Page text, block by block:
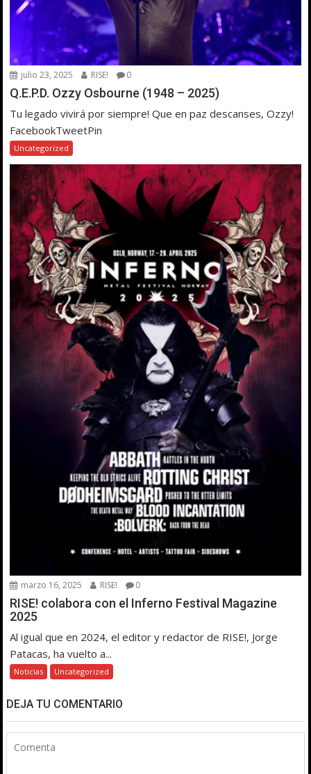
julio 23, 2025 RISE! 0
Q.E.P.D. Ozzy Osbourne (1948 – 2025)
Tu legado vivirá por siempre! Que en paz descanses, Ozzy!
FacebookTweetPin
Uncategorized
marzo 16, 2025 RISE! 0
RISE! colabora con el Inferno Festival Magazine
2025
Al igual que en 2024, el editor y redactor de RISE!, Jorge
Patacas, ha vuelto a...
Noticias Uncategorized
DEJA TU COMENTARIO